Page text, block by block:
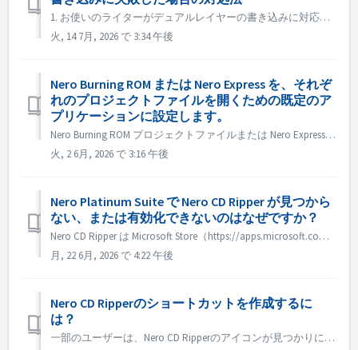
1. お使いのライターがデュアルレイヤーの書き込みに対応しているか確認してください。 2. 書き込み速度を下げる：高速書き込みを行うと、2層目の書き込みに失敗する可能性があります。最低速度（2.4倍速や4倍速など）を使用することをお勧めします。 3. 書き込みモード：1回限りの書き込みを確実...
火, 14 7月, 2026 で 3:34 午後
Nero Burning ROM または Nero Express を、それぞ
れのプロジェクトファイルを開くための既定のア
プリケーションに設定します。
Nero Burning ROM プロジェクトファイルまたは Nero Express プロジェクトを開くための既定のアプリケーションとして Nero Burning ROM または Nero Express を使用したい場合は、プロジェクトファイルを右クリックし、「プログラムから開く」メニューを選択して、「別...
火, 2 6月, 2026 で 3:16 午後
Nero Platinum Suite で Nero CD Ripper が見つから
ない、または有効化できないのはなぜですか？
Nero CD Ripper は Microsoft Store（https://apps.microsoft.com/detail/9NSNQ0CPD06G）でのみリリースされている製品であり、Nero Platinum Suite には含まれていません。そのため、Nero Platinum Suiteのアク...
月, 22 6月, 2026 で 4:22 午後
Nero CD Ripperのショートカットを作成するに
は？
一部のユーザーは、Nero CD Ripperのアイコンが見つかりにくく、起動するたびにMicrosoft Storeを開かなければならないと感じています。 実際、Nero CD Ripperをインストールすると、そのメニューがスタートメニューに追加されます。 必要に応じて、「タスクバーにピン留め」または「...